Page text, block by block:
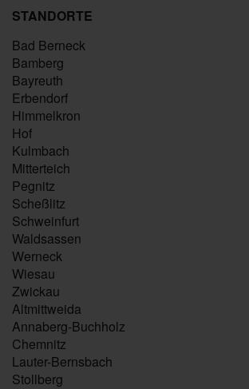
STANDORTE
Bad Berneck
Bamberg
Bayreuth
Erbendorf
Himmelkron
Hof
Kulmbach
Mitterteich
Pegnitz
Scheßlitz
Schweinfurt
Waldsassen
Werneck
Wiesau
Zwickau
Altmittweida
Annaberg-Buchholz
Chemnitz
Lauter-Bernsbach
Stollberg